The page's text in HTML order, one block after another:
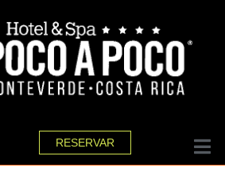
RESERVAR